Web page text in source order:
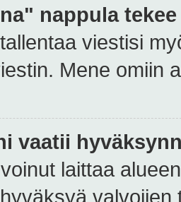
nappula
viestisi
Mene omiin
vaatii
laittaa